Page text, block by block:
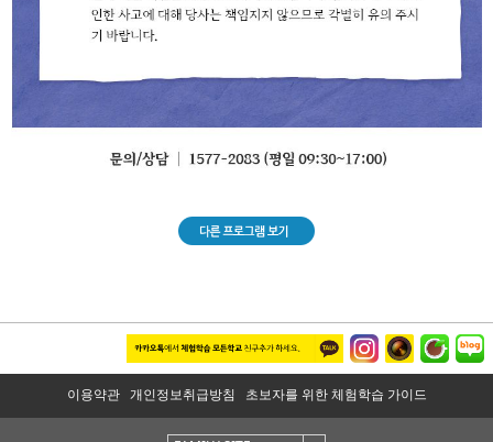
이용약관 개인정보취급방침 초보자를 위한 체험학습 가이드